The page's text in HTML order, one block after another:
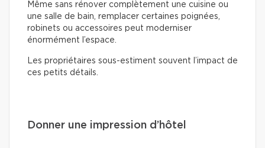
Même sans rénover complètement une cuisine ou
une salle de bain, remplacer certaines poignées,
robinets ou accessoires peut moderniser
énormément l’espace.
Les propriétaires sous-estiment souvent l’impact de
ces petits détails.
Donner une impression d’hôtel